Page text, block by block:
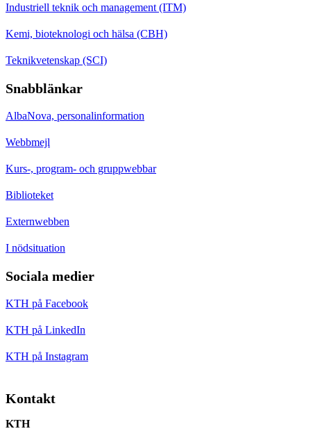
Industriell teknik och management (ITM)
Kemi, bioteknologi och hälsa (CBH)
Teknikvetenskap (SCI)
Snabblänkar
AlbaNova, personalinformation
Webbmejl
Kurs-, program- och gruppwebbar
Biblioteket
Externwebben
I nödsituation
Sociala medier
KTH på Facebook
KTH på LinkedIn
KTH på Instagram
Kontakt
KTH